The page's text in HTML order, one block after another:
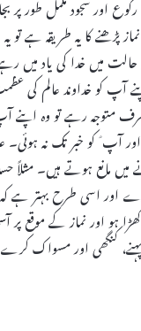
اور سجود مکمل طور پر
پڑھنے کا یہ طریقہ ہے تو یہ
میں خدا کی یاد میں
آپ کو خداوند عالم کی
طرف متوجہ رہے تو وہ اپنے
آپ ؑ کو خبر تک نہ ہوئی۔
مانع ہوتے ہیں۔ مثلاً
اور اسی طرح بہتر ہے
ہو اور نماز کے موقع پر
کنگھی اور مسواک کرے